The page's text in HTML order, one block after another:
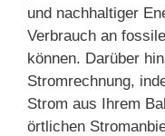
und nachhaltiger
Verbrauch an
können. Darüber
Stromrechnung,
Strom aus Ihrem
örtlichen